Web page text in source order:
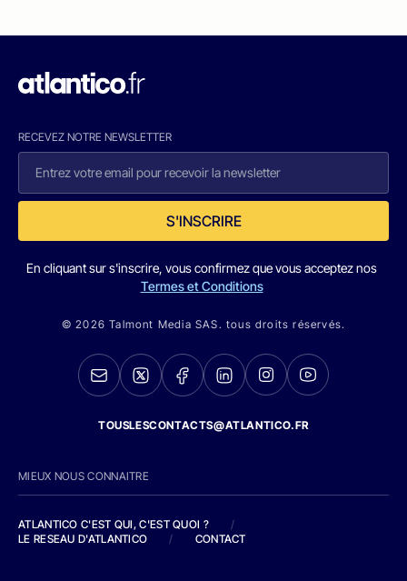
RECEVEZ NOTRE NEWSLETTER
S'INSCRIRE
En cliquant sur s'inscrire, vous confirmez que vous acceptez nos
Termes et Conditions
© 2026 Talmont Media SAS. tous droits réservés.
TOUSLESCONTACTS@ATLANTICO.FR
MIEUX NOUS CONNAITRE
ATLANTICO C'EST QUI, C'EST QUOI ?
/
LE RESEAU D'ATLANTICO
/ CONTACT